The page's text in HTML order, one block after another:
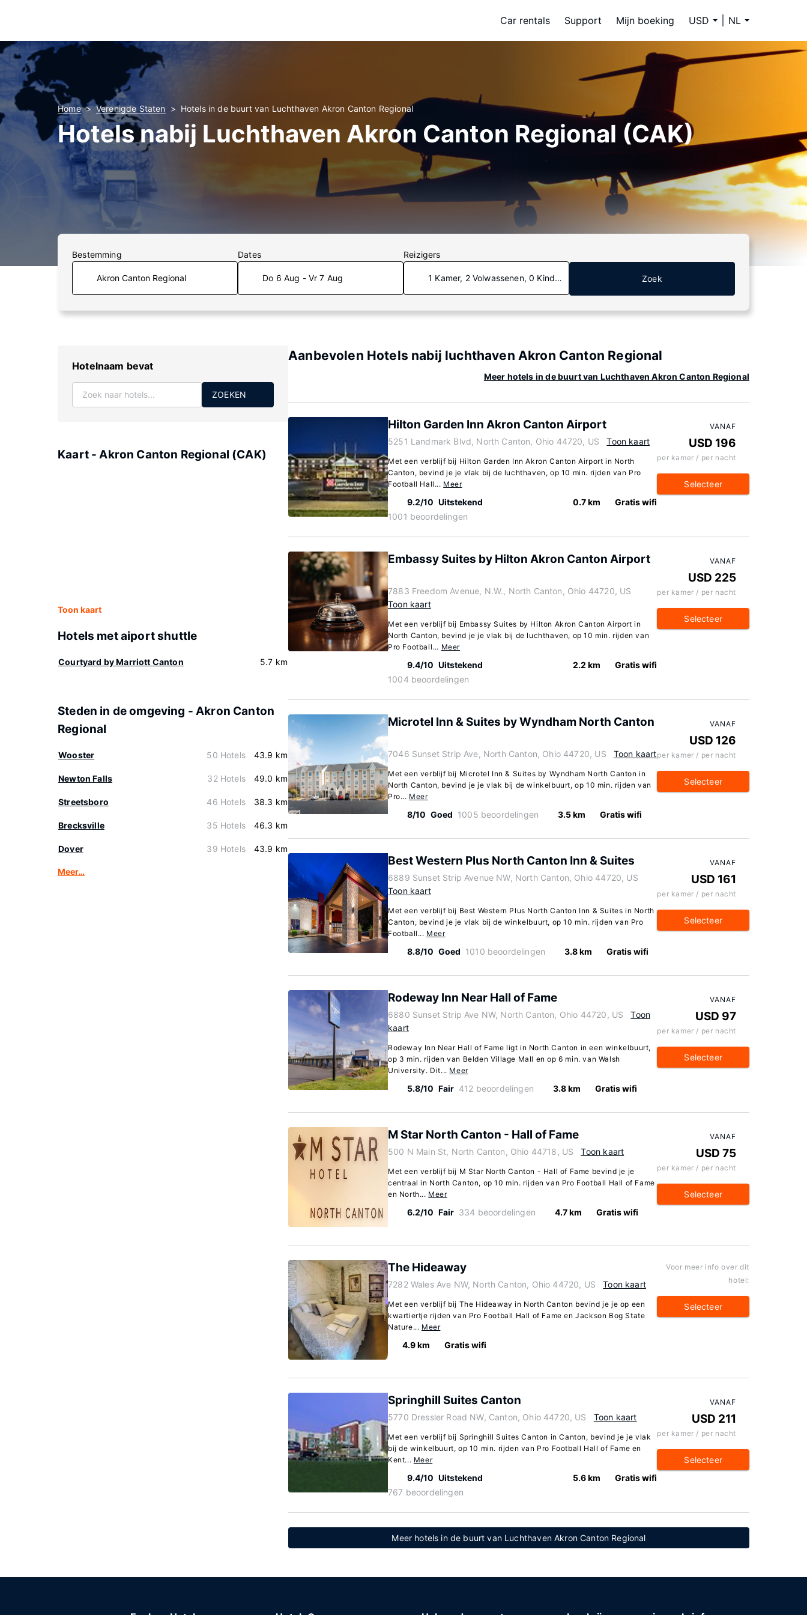
Car rentals Support Mijn boeking USD NL
Home Verenigde Staten Hotels in de buurt van Luchthaven Akron Canton Regional
Hotels nabij Luchthaven Akron Canton Regional (CAK)
Bestemming Dates
Do 6 Aug - Vr 7 Aug
Reizigers
1 Kamer, 2 Volwassenen, 0 Kinderen Zoek
Hotelnaam bevat
ZOEKEN
Kaart - Akron Canton Regional (CAK)
Toon kaart
Hotels met aiport shuttle
Courtyard by Marriott Canton 5.7 km
Steden in de omgeving - Akron Canton
Regional
Wooster 50 Hotels 43.9 km
Newton Falls 32 Hotels 49.0 km
Streetsboro 46 Hotels 38.3 km
Brecksville 35 Hotels 46.3 km
Dover 39 Hotels 43.9 km
Meer…
Aanbevolen Hotels nabij luchthaven Akron Canton Regional
Meer hotels in de buurt van Luchthaven Akron Canton Regional
Hilton Garden Inn Akron Canton Airport
5251 Landmark Blvd, North Canton, Ohio 44720, US Toon kaart
Met een verblijf bij Hilton Garden Inn Akron Canton Airport in North
Canton, bevind je je vlak bij de luchthaven, op 10 min. rijden van Pro
Football Hall... Meer
9.2/10 Uitstekend
1001 beoordelingen
0.7 km Gratis wifi
VANAF
USD 196
per kamer / per nacht
Selecteer
Embassy Suites by Hilton Akron Canton Airport
7883 Freedom Avenue, N.W., North Canton, Ohio 44720, US
Toon kaart
Met een verblijf bij Embassy Suites by Hilton Akron Canton Airport in
North Canton, bevind je je vlak bij de luchthaven, op 10 min. rijden van
Pro Football... Meer
9.4/10 Uitstekend
1004 beoordelingen
2.2 km Gratis wifi
VANAF
USD 225
per kamer / per nacht
Selecteer
Microtel Inn & Suites by Wyndham North Canton
7046 Sunset Strip Ave, North Canton, Ohio 44720, US Toon kaart
Met een verblijf bij Microtel Inn & Suites by Wyndham North Canton in
North Canton, bevind je je vlak bij de winkelbuurt, op 10 min. rijden van
Pro... Meer
8/10 Goed 1005 beoordelingen 3.5 km Gratis wifi
VANAF
USD 126
per kamer / per nacht
Selecteer
Best Western Plus North Canton Inn & Suites
6889 Sunset Strip Avenue NW, North Canton, Ohio 44720, US
Toon kaart
Met een verblijf bij Best Western Plus North Canton Inn & Suites in North
Canton, bevind je je vlak bij de winkelbuurt, op 10 min. rijden van Pro
Football... Meer
8.8/10 Goed 1010 beoordelingen 3.8 km Gratis wifi
VANAF
USD 161
per kamer / per nacht
Selecteer
Rodeway Inn Near Hall of Fame
6880 Sunset Strip Ave NW, North Canton, Ohio 44720, US
Toon
kaart
Rodeway Inn Near Hall of Fame ligt in North Canton in een winkelbuurt,
op 3 min. rijden van Belden Village Mall en op 6 min. van Walsh
University. Dit... Meer
5.8/10 Fair 412 beoordelingen 3.8 km Gratis wifi
VANAF
USD 97
per kamer / per nacht
Selecteer
M Star North Canton - Hall of Fame
500 N Main St, North Canton, Ohio 44718, US Toon kaart
Met een verblijf bij M Star North Canton - Hall of Fame bevind je je
centraal in North Canton, op 10 min. rijden van Pro Football Hall of Fame
en North... Meer
6.2/10 Fair 334 beoordelingen 4.7 km Gratis wifi
VANAF
USD 75
per kamer / per nacht
Selecteer
The Hideaway
7282 Wales Ave NW, North Canton, Ohio 44720, US Toon kaart
Met een verblijf bij The Hideaway in North Canton bevind je je op een
kwartiertje rijden van Pro Football Hall of Fame en Jackson Bog State
Nature... Meer
4.9 km Gratis wifi
Voor meer info over dit
hotel:
Selecteer
Springhill Suites Canton
5770 Dressler Road NW, Canton, Ohio 44720, US Toon kaart
Met een verblijf bij Springhill Suites Canton in Canton, bevind je je vlak
bij de winkelbuurt, op 10 min. rijden van Pro Football Hall of Fame en
Kent... Meer
9.4/10 Uitstekend
767 beoordelingen
5.6 km Gratis wifi
VANAF
USD 211
per kamer / per nacht
Selecteer
Meer hotels in de buurt van Luchthaven Akron Canton Regional